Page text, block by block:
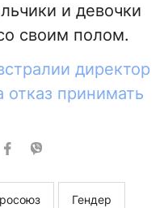
и девочки
своим полом.
директор
отказ принимать
Гендер